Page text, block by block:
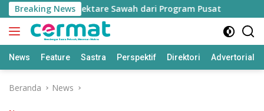
Langsung
ke
konten
Breaking News
7.500 Hektare Sawah dari Program Pusat
News Feature Sastra Perspektif Direktori Advertorial
Beranda News